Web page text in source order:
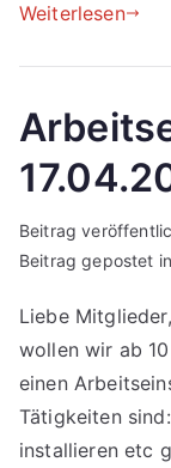
Weiterlesen
Beitrag
Beitrag gepostet
Liebe
wollen wir ab
einen
Tätigkeiten
installieren etc